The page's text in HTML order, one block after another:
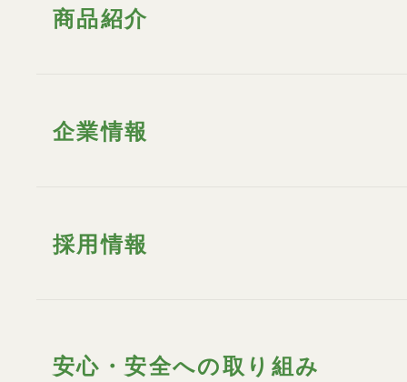
商品紹介
企業情報
採用情報
安心・安全への取り組み